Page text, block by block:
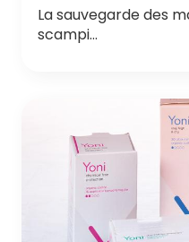
La sauvegarde des
scampi…